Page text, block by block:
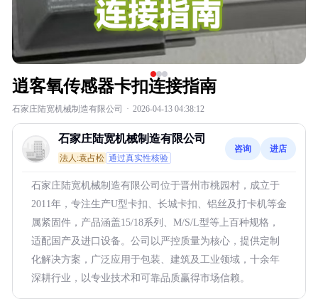
逍客氧传感器卡扣连接指南
石家庄陆宽机械制造有限公司 · 2026-04-13 04:38:12
石家庄陆宽机械制造有限公司
法人:袁占松 通过真实性核验
咨询 进店
石家庄陆宽机械制造有限公司位于晋州市桃园村，成立于
2011年，专注生产U型卡扣、长城卡扣、铝丝及打卡机等金
属紧固件，产品涵盖15/18系列、M/S/L型等上百种规格，
适配国产及进口设备。公司以严控质量为核心，提供定制
化解决方案，广泛应用于包装、建筑及工业领域，十余年
深耕行业，以专业技术和可靠品质赢得市场信赖。